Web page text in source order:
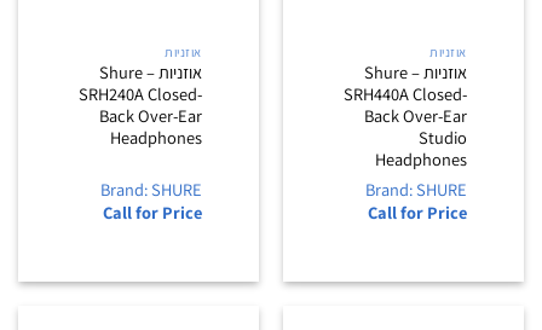
אוזניות
אוזניות – Shure
SRH440A Closed-
Back Over-Ear
Studio
Headphones
Brand: SHURE
Call for Price
אוזניות
אוזניות – Shure
SRH240A Closed-
Back Over-Ear
Headphones
Brand: SHURE
Call for Price